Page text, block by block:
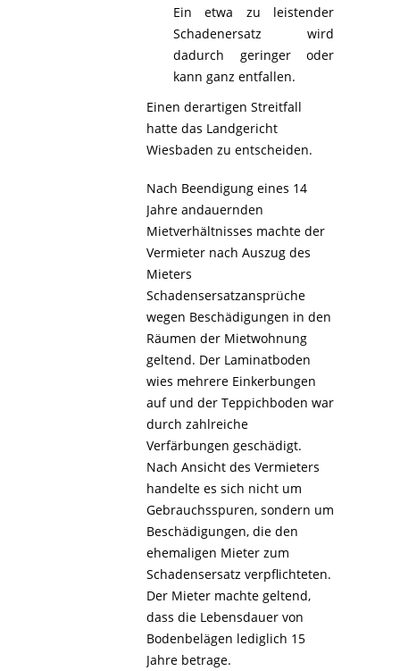
Ein etwa zu leistender
Schadenersatz wird
dadurch geringer oder
kann ganz entfallen.
Einen derartigen Streitfall
hatte das Landgericht
Wiesbaden zu entscheiden.
Nach Beendigung eines 14
Jahre andauernden
Mietverhältnisses machte der
Vermieter nach Auszug des
Mieters
Schadensersatzansprüche
wegen Beschädigungen in den
Räumen der Mietwohnung
geltend. Der Laminatboden
wies mehrere Einkerbungen
auf und der Teppichboden war
durch zahlreiche
Verfärbungen geschädigt.
Nach Ansicht des Vermieters
handelte es sich nicht um
Gebrauchsspuren, sondern um
Beschädigungen, die den
ehemaligen Mieter zum
Schadensersatz verpflichteten.
Der Mieter machte geltend,
dass die Lebensdauer von
Bodenbelägen lediglich 15
Jahre betrage.